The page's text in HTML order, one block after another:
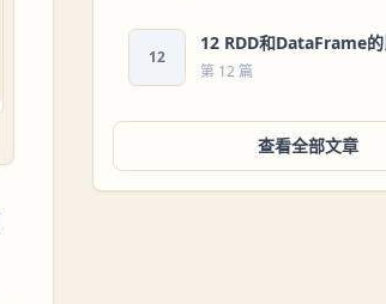
12
12 RDD和DataFrame
第 12 篇
查看全部文章